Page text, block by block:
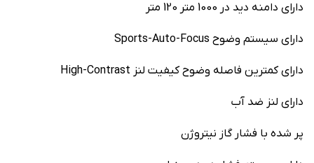
دارای دامنه ديد در 1000 متر 120 متر
دارای سيستم وضوح Sports-Auto-Focus
دارای کمترين فاصله وضوح کيفيت لنز High-Contrast
دارای لنز ضد آب
پر شده با فشار گاز نيتروژن